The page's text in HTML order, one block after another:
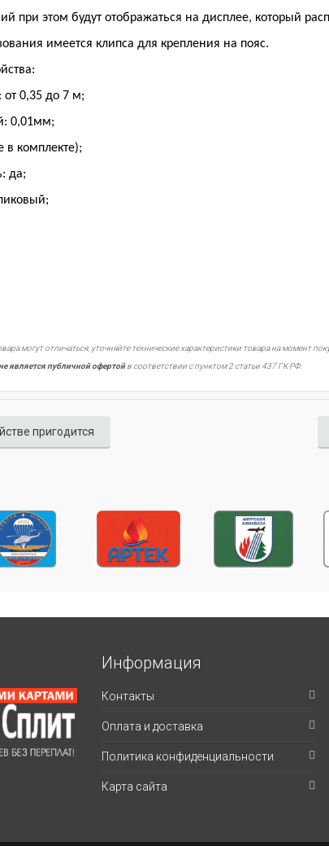
при этом будут отображаться на дисплее, который
имеется клипса для крепления на пояс.
0,35 до 7 м;
0,01мм;
в комплекте);
да;
могут отличаться, уточняйте технические характеристики товара на момент
является публичной офертойв соответствии с пунктом 2 статьи 437 ГК РФ.
пригодится
Информация
Контакты
Оплата и доставка
Политика конфиденциальности
Карта сайта